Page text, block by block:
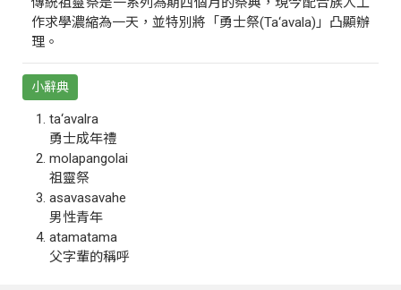
作求學濃縮為一天，並特別將「勇士祭(Ta‘avala)」凸顯辦
理。
小辭典
ta‘avalra
勇士成年禮
molapangolai
祖靈祭
asavasavahe
男性青年
atamatama
父字輩的稱呼